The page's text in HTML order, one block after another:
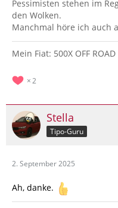
Pessimisten stehen im
den Wolken.
Manchmal höre ich auch
Mein Fiat: 500X OFF
2
Stella
Tipo-Guru
2. September 2025
Ah, danke.